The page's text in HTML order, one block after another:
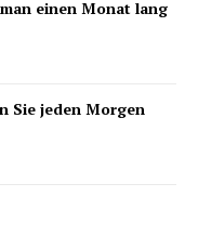
einen Monat lang
Sie jeden Morgen